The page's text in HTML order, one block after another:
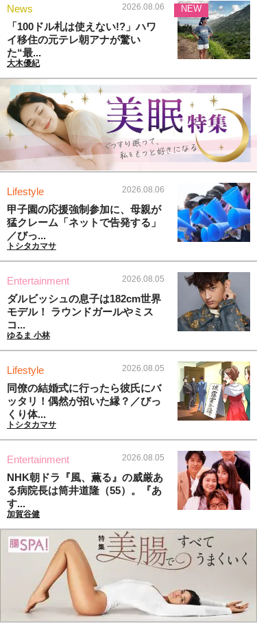
News 2026.08.06
「100ドル札は使えない!?」ハワ
イ移住の元テレ朝アナが驚い
た“最...
大木優紀
NEW
Lifestyle 2026.08.06
甲子園の応援強制参加に、母親が
猛クレーム「ネットで告発する」
／びっ...
トシタカマサ
Entertainment 2026.08.05
ダルビッシュの息子は182cm世界
モデル！ ラウンドガールやミス
コ...
ゆるま 小林
Lifestyle 2026.08.05
同僚の結婚式に行ったら彼氏にバ
ッタリ！偶然が招いた縁？／びっ
くり体...
トシタカマサ
Entertainment 2026.08.05
NHK朝ドラ『風、薫る』の威厳あ
る病院長は筒井道隆（55）。『あ
す...
加賀谷健